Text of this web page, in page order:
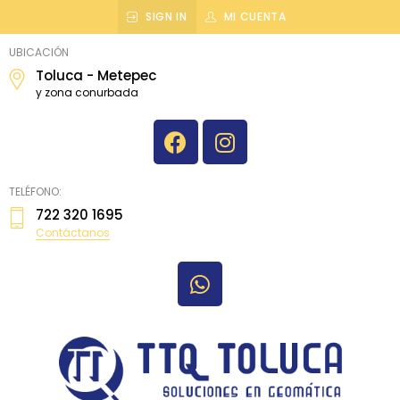
SIGN IN MI CUENTA
topografiatoluca
UBICACIÓN
Toluca - Metepec
y zona conurbada
TELÉFONO:
722 320 1695
Contáctanos